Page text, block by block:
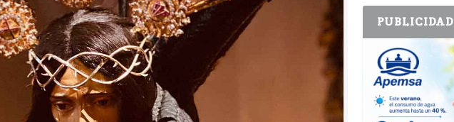
PUBLICIDAD